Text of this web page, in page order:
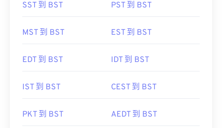
SST 到 BST PST 到 BST
MST 到 BST EST 到 BST
EDT 到 BST IDT 到 BST
IST 到 BST CEST 到 BST
PKT 到 BST AEDT 到 BST